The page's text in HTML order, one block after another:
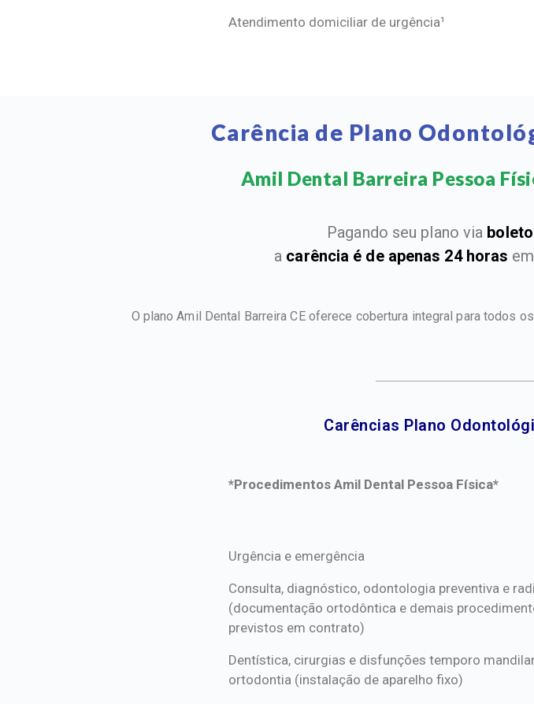
Atendimento domiciliar de urgência¹
Carência de Plano
Amil Dental Barreira Pessoa
Pagando seu plano via
a carência é de apenas 24 horas
O plano Amil Dental Barreira CE oferece cobertura integral para todos
Carências Plano
*Procedimentos Amil Dental Pessoa Física*
*Procedimentos Amil Dental Pessoa Física*
Urgência e emergência
Consulta, diagnóstico, odontologia preventiva e
(documentação ortodôntica e demais
previstos em contrato)
Dentística, cirurgias e disfunções temporo
ortodontia (instalação de aparelho fixo)